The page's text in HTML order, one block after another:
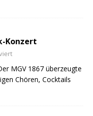
Konzert
MGV 1867 überzeugte
Chören, Cocktails